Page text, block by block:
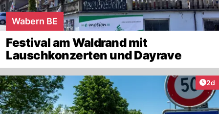
Wabern BE
Festival am Waldrand mit
Lauschkonzerten und Dayrave
2d